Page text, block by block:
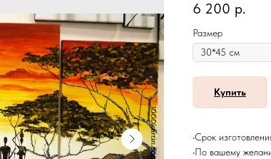
6 200 р.
Размер
Купить
•Срок
•По вашему